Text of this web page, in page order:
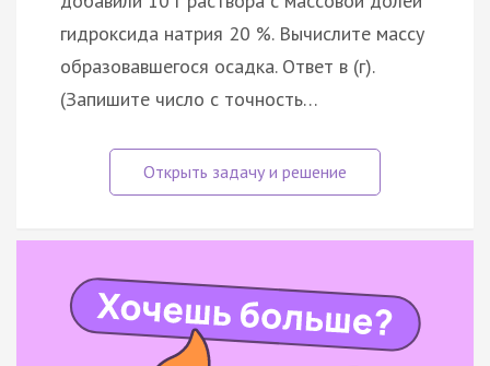
гидроксида натрия 20 %. Вычислите массу
образовавшегося осадка. Ответ в (г).
(Запишите число с точность…